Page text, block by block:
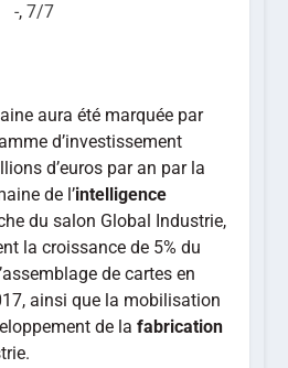
-, 7/7
aura été marquée par
d’investissement
d’euros par an par la
de l’intelligence
du salon Global Industrie,
la croissance de 5% du
de cartes en
ainsi que la mobilisation
de lafabrication